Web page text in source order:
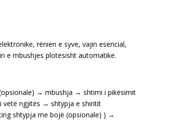
rënien e syve, vajin esencial,
e mbushjes plotësisht automatike.
(opsionale) → mbushja → shtimi i pikësimit
vetë ngjitës → shtypja e shiritit
shtypja me bojë (opsionale) ) →